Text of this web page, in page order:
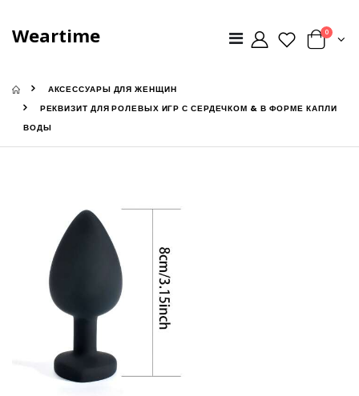
Weartime 0
АКСЕССУАРЫ ДЛЯ ЖЕНЩИН
РЕКВИЗИТ ДЛЯ РОЛЕВЫХ ИГР С СЕРДЕЧКОМ & В ФОРМЕ КАПЛИ
ВОДЫ